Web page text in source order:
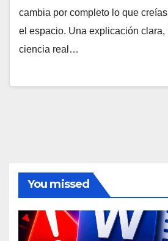
cambia por completo lo que
el espacio. Una explicación clara,
ciencia real…
You missed